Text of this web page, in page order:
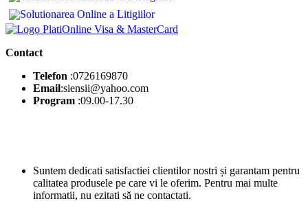
Contact
Telefon :0726169870
Email:siensii@yahoo.com
Program :09.00-17.30
Suntem dedicati satisfactiei clientilor nostri și garantam pentru
calitatea produsele pe care vi le oferim. Pentru mai multe
informatii, nu ezitati să ne contactati.